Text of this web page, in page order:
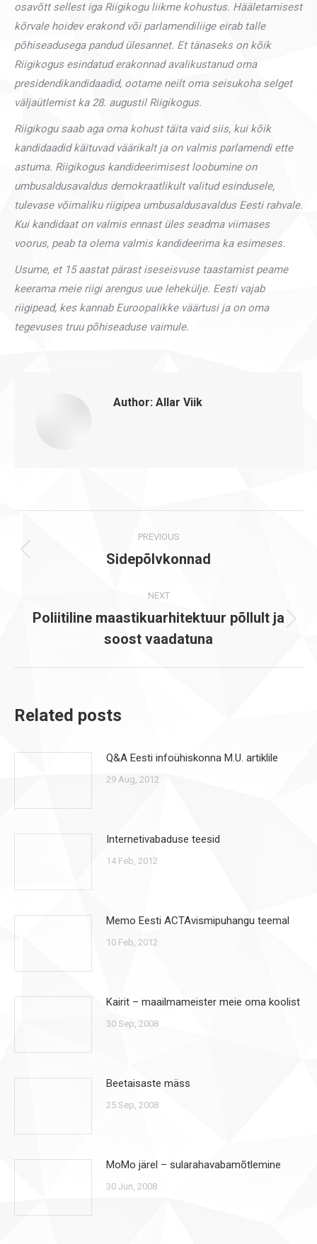
osavõtt sellest iga Riigikogu liikme kohustus. Hääletamisest
kõrvale hoidev erakond või parlamendiliige eirab talle
põhiseadusega pandud ülesannet. Et tänaseks on kõik
Riigikogus esindatud erakonnad avalikustanud oma
presidendikandidaadid, ootame neilt oma seisukoha selget
väljaütlemist ka 28. augustil Riigikogus.
Riigikogu saab aga oma kohust täita vaid siis, kui kõik
kandidaadid käituvad väärikalt ja on valmis parlamendi ette
astuma. Riigikogus kandideerimisest loobumine on
umbusaldusavaldus demokraatlikult valitud esindusele,
tulevase võimaliku riigipea umbusaldusavaldus Eesti rahvale.
Kui kandidaat on valmis ennast üles seadma viimases
voorus, peab ta olema valmis kandideerima ka esimeses.
Usume, et 15 aastat pärast iseseisvuse taastamist peame
keerama meie riigi arengus uue lehekülje. Eesti vajab
riigipead, kes kannab Euroopalikke väärtusi ja on oma
tegevuses truu põhiseaduse vaimule.
Author: Allar Viik
navigation
PREVIOUS
Previous
Sidepõlvkonnad
NEXT
Next
post:
Poliitiline maastikuarhitektuur põllult ja
soost vaadatuna
Related posts
Q&A Eesti infoühiskonna M.U. artiklile
29 Aug, 2012
Internetivabaduse teesid
14 Feb, 2012
Memo Eesti ACTAvismipuhangu teemal
10 Feb, 2012
Kairit – maailmameister meie oma koolist
30 Sep, 2008
Beetaisaste mäss
25 Sep, 2008
MoMo järel – sularahavabamõtlemine
30 Jun, 2008